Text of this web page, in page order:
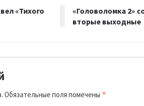
«Тихого
«Головоломка 2»
вторые выходные
Обязательные поля помечены *